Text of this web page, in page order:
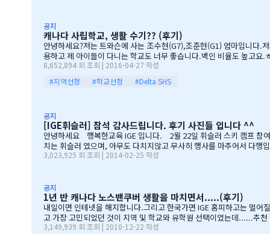
공지
캐나다 사립학교, 생활 수기?? (후기)
안녕하세요?저는 트와슨에 사는 조수현(G7),조준현(G1) 엄마입니다.
용하고 제 아이들이 다니는 학교도 너무 좋습니다.백인 비율도 높고
좋습니다.교내 클럽 활동도 정말 대단합니다.발론티어로 돌아가는 것
게 크는 거라고 말씀해주시고아이의 작은 장단점도 다 알고 계시고
8,652,894 회 조회 | 2016-04-27 작성
#지역선정
#학교선정 #Delta SHS
공지
[IGE휘슬러] 참석 감사드립니다. 후기 사진들 입니다 ^^
안녕하세요 행복한교육 IGE 입니다. 2월 22일 휘슬러 스키 캠프 참
치는 휘슬러 였으며, 아무도 다치지않고 무사히 행사를 마추어서 다
서에 김미정선생님, 박숙희 선생님 그리고 코퀴틀람 사무실에 김의정
3,023,925 회 조회 | 2014-02-25 작성
공지
1년 반 캐나다 노스밴쿠버 생활을 마치면서.....(후기)
내일이면 인테넷을 해지합니다.그리고 한국가면 IGE 홈피하고는 멀
고 가장 고민되었던 것이 지역 및 학교와 유학원 선택이였는데......추
사장님이 추천해주신 caulfeild.....최고의 선택이였습니다. 아이들은
3,149,939 회 조회 | 2010-12-22 작성